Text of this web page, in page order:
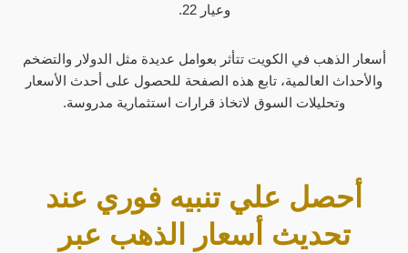
وعيار 22.
أسعار الذهب في الكويت تتأثر بعوامل عديدة مثل الدولار والتضخم
والأحداث العالمية، تابع هذه الصفحة للحصول على أحدث الأسعار
وتحليلات السوق لاتخاذ قرارات استثمارية مدروسة.
أحصل علي تنبيه فوري عند
تحديث أسعار الذهب عبر